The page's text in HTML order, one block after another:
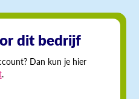
dit bedrijf
Dan kun je hier
.